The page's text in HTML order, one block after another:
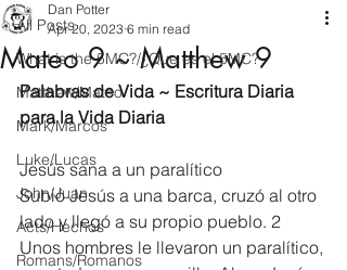
All Posts
What is the 5MC?/¿Que es el 5MC?
Matthew/Mateo
Mark/Marcos
Luke/Lucas
John/Juan
Acts/Hechos
Romans/Romanos
Mateo 9 ~ Matthew 9
Dan Potter
Apr 20, 2023 6 min read
Palabras de Vida ~ Escritura Diaria
para la Vida Diaria
Jesús sana a un paralítico
Subió Jesús a una barca, cruzó al otro
lado y llegó a su propio pueblo. 2
Unos hombres le llevaron un paralítico,